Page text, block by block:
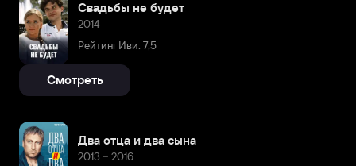
Свадьбы не будет
2014
Рейтинг Иви: 7,5
Смотреть
Два отца и два сына
2013 – 2016